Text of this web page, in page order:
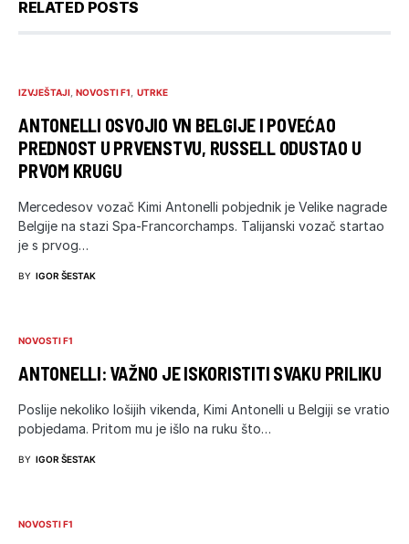
RELATED POSTS
IZVJEŠTAJI NOVOSTI F1 UTRKE
ANTONELLI OSVOJIO VN BELGIJE I POVEĆAO
PREDNOST U PRVENSTVU, RUSSELL ODUSTAO U
PRVOM KRUGU
Mercedesov vozač Kimi Antonelli pobjednik je Velike nagrade
Belgije na stazi Spa-Francorchamps. Talijanski vozač startao
je s prvog…
BY IGOR ŠESTAK
NOVOSTI F1
ANTONELLI: VAŽNO JE ISKORISTITI SVAKU PRILIKU
Poslije nekoliko lošijih vikenda, Kimi Antonelli u Belgiji se vratio
pobjedama. Pritom mu je išlo na ruku što…
BY IGOR ŠESTAK
NOVOSTI F1